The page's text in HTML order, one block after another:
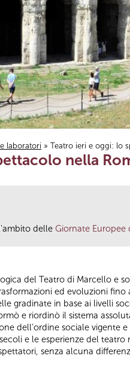
laboratori » Teatro ieri e oggi: lo
nella
delle Giornate Europee
del Teatro di Marcello
ed evoluzioni
gradinate in base ai livelli
e riordinò il sistema
dell’ordine sociale vigente
e le esperienze del
senza alcuna